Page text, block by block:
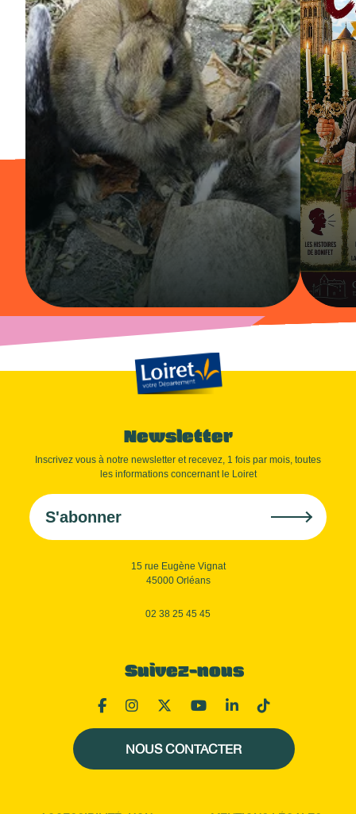
Newsletter
Inscrivez vous à notre newsletter et recevez, 1 fois par mois, toutes
les informations concernant le Loiret
S'abonner
15 rue Eugène Vignat
45000 Orléans
02 38 25 45 45
Suivez-nous
NOUS CONTACTER